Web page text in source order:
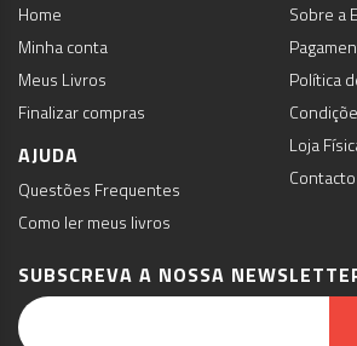
Home
Minha conta
Meus Livros
Finalizar compras
AJUDA
Questões Frequentes
Como ler meus livros
Sobre a
Política
Loja
Contacto
SUBSCREVA A NOSSA